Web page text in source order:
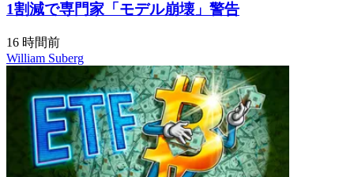
1割減で専門家「モデル崩壊」警告
16 時間前
William Suberg